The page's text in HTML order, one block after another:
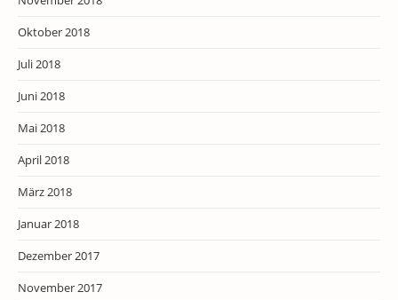
Oktober 2018
Juli 2018
Juni 2018
Mai 2018
April 2018
März 2018
Januar 2018
Dezember 2017
November 2017